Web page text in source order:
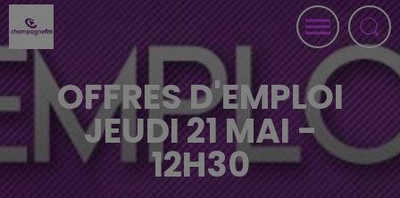
OFFRES D'EMPLOI
JEUDI 21 MAI -
12H30